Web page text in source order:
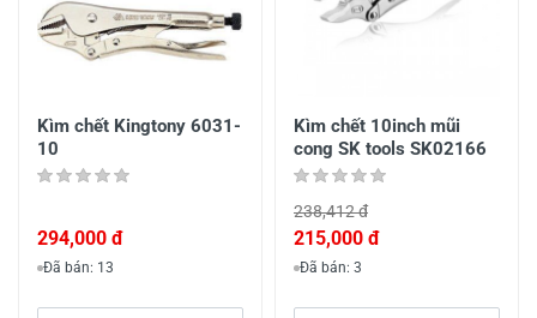
Kìm chết Kingtony 6031-
10
294,000 đ
Đã bán: 13
Kìm chết 10inch mũi
cong SK tools SK02166
238,412 đ
215,000 đ
Đã bán: 3